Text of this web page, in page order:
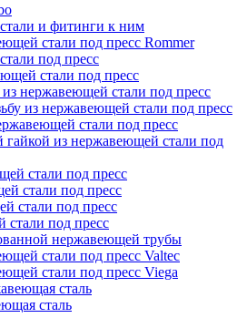
и фитинги к ним
стали под пресс Rommer
под пресс
стали под пресс
нержавеющей стали под пресс
из нержавеющей стали под пресс
стали под пресс
гайкой из нержавеющей стали под
стали под пресс
стали под пресс
стали под пресс
под пресс
нержавеющей трубы
стали под пресс Valtec
стали под пресс Viega
сталь
сталь